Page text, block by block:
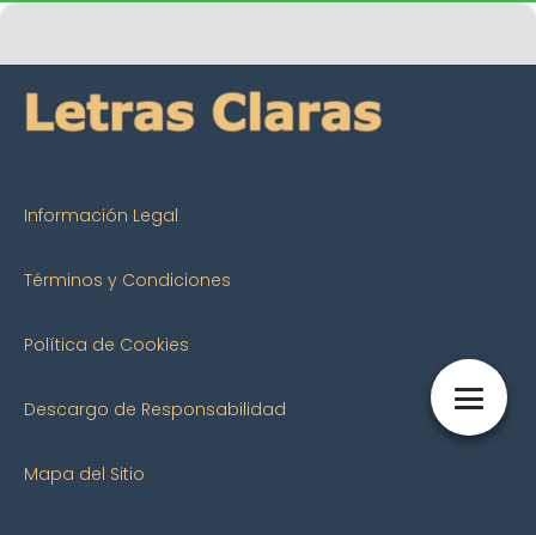
Información Legal
Términos y Condiciones
Política de Cookies
Descargo de Responsabilidad
Mapa del Sitio